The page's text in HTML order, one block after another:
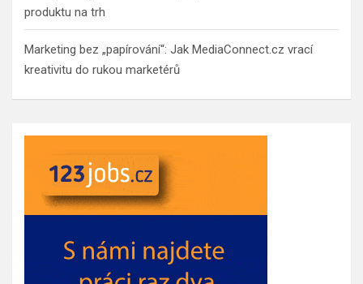
produktu na trh
Marketing bez „papírování“: Jak MediaConnect.cz vrací
kreativitu do rukou marketérů